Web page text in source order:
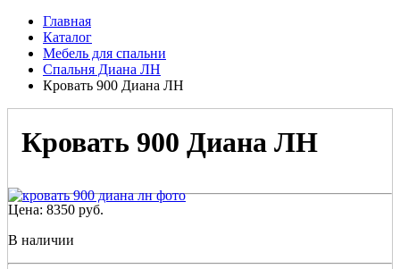
Главная
Каталог
Мебель для спальни
Спальня Диана ЛН
Кровать 900 Диана ЛН
Кровать 900 Диана ЛН
Цена: 8350 руб.
В наличии